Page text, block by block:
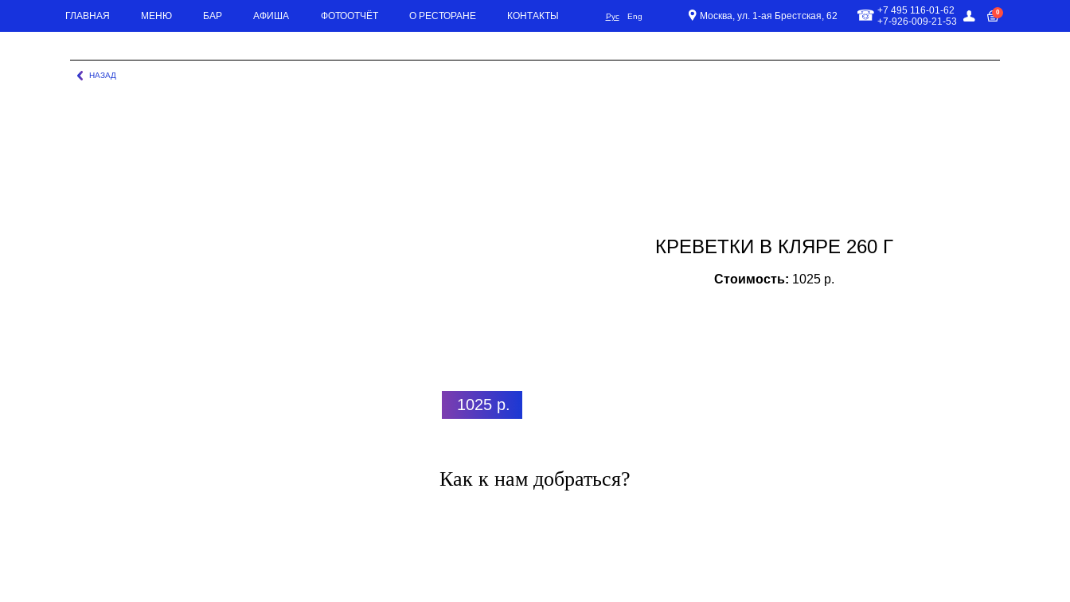
ГЛАВНАЯ МЕНЮ БАР АФИША ФОТООТЧЁТ О РЕСТОРАНЕ КОНТАКТЫ Рус Eng Москва, ул. 1-ая Брестская, 62
+7 495 116-01-62
+7-926-009-21-53
0
О МЕНЮ
НАЗАД
1025 р.
КРЕВЕТКИ В КЛЯРЕ 260 Г
Стоимость: 1025 р.
Как к нам добраться?